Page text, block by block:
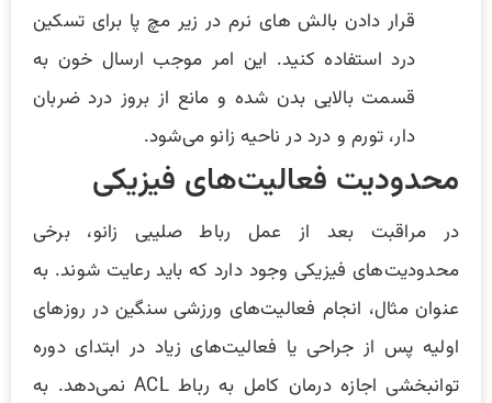
قرار دادن بالش های نرم در زیر مچ پا برای تسکین
درد استفاده کنید. این امر موجب ارسال خون به
قسمت بالایی بدن شده و مانع از بروز درد ضربان
دار، تورم و درد در ناحیه زانو می‌شود.
محدودیت فعالیت‌های فیزیکی
در مراقبت بعد از عمل رباط صلیبی زانو، برخی
محدودیت‌های فیزیکی وجود دارد که باید رعایت شوند. به
عنوان مثال، انجام فعالیت‌های ورزشی سنگین در روزهای
اولیه پس از جراحی یا فعالیت‌های زیاد در ابتدای دوره
توانبخشی اجازه درمان کامل به رباط ACL نمی‌دهد. به